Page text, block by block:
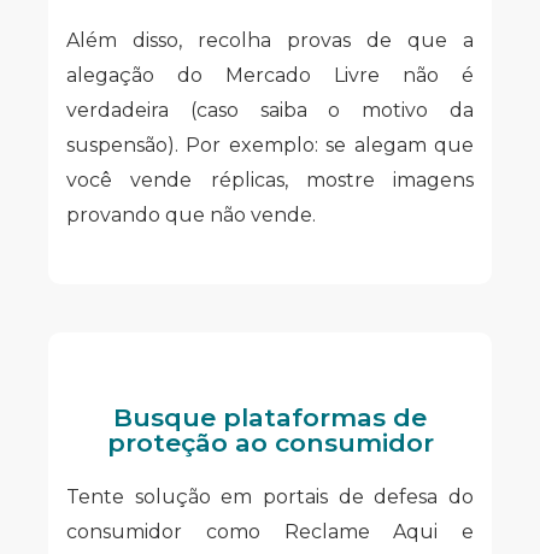
Além disso, recolha provas de que a
alegação do Mercado Livre não é
verdadeira (caso saiba o motivo da
suspensão). Por exemplo: se alegam que
você vende réplicas, mostre imagens
provando que não vende.
Busque plataformas de
proteção ao consumidor
Tente solução em portais de defesa do
consumidor como Reclame Aqui e